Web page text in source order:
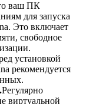
ваш ПК
для запуска
Это включает
свободное
установкой
рекомендуется
Регулярно
виртуальной